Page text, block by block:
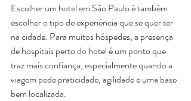
Escolher um hotel em São Paulo é também
escolher o tipo de experiência que se quer ter
na cidade. Para muitos hóspedes, a presença
de hospitais perto do hotel é um ponto que
traz mais confiança, especialmente quando a
viagem pede praticidade, agilidade e uma base
bem localizada.